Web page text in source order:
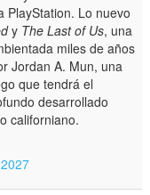
PlayStation. Lo nuevo
y The Last of Us, una
miles de años
Jordan A. Mun, una
que tendrá el
desarrollado
californiano.